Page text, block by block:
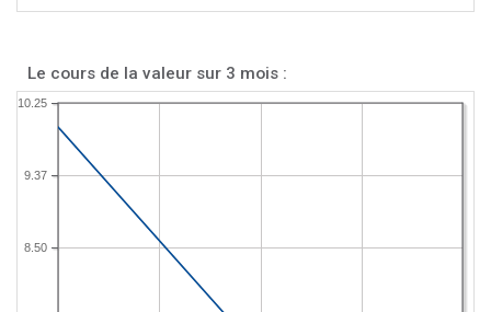
Le cours de la valeur sur 3 mois :
8.50
9.37
10.25